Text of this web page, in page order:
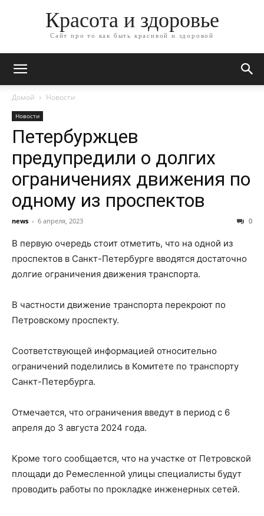
Красота и здоровье
Сайт про то как быть красивой и здоровой
Домой Новости
Новости
Петербуржцев
предупредили о долгих
ограничениях движения по
одному из проспектов
news - 6 апреля, 2023 0
В первую очередь стоит отметить, что на одной из
проспектов в Санкт-Петербурге вводятся достаточно
долгие ограничения движения транспорта.
В частности движение транспорта перекроют по
Петровскому проспекту.
Соответствующей информацией относительно
ограничений поделились в Комитете по транспорту
Санкт-Петербурга.
Отмечается, что ограничения введут в период с 6
апреля до 3 августа 2024 года.
Кроме того сообщается, что на участке от Петровской
площади до Ремесленной улицы специалисты будут
проводить работы по прокладке инженерных сетей.